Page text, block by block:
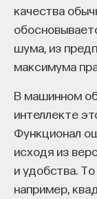
качества
шума, из
максимума
В машинном
интеллекте
Функционал
исходя из
и удобства.
например,